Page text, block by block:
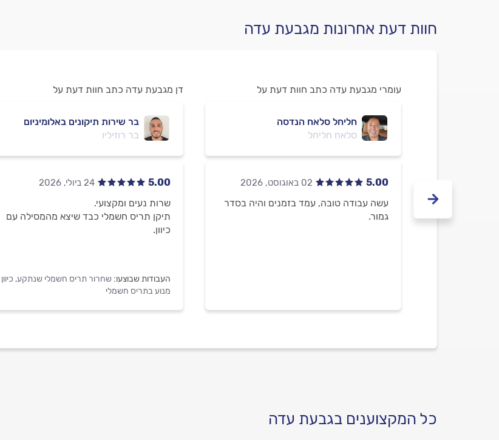
חוות דעת אחרונות מגבעת עדה
עומרי מגבעת עדה כתב חוות דעת על
חליחל סלאח הנדסה
סלאח חליחל
5.00
עשה עבודה טובה, עמד בזמנים והיה בסדר
גמור.
דן מגבעת עדה כתב חוות דעת על
בר שירות תיקונים באלומיניום
בר רוזיליו
5.00
שרות נעים ומקצועי.
תיקן תריס חשמלי כבד שיצא מהמסילה עם
כיוון.
העבודות שבוצעו: שחרור תריס חשמלי שנתקע, כיוון
מנוע בתריס חשמלי
כל המקצוענים בגבעת עדה